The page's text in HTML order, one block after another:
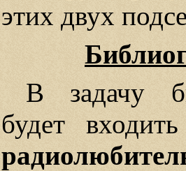
этих двух
В задачу
будет